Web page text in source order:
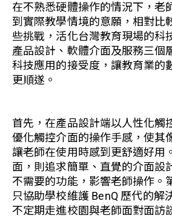
在不熟悉硬體操作的情況下，老
到實際教學情境的意願，相對比
些挑戰，活化台灣教育現場的科
產品設計、軟體介面及服務三個
科技應用的接受度，讓教育業的
更順遂。
首先，在產品設計端以人性化觸
優化觸控介面的操作手感，使其
讓老師在使用時感到更舒適好用
面，則追求簡單、直覺的介面設
不需要的功能，影響老師操作。
只協助學校維護 BenQ 歷代的解
不定期走進校園與老師面對面訪